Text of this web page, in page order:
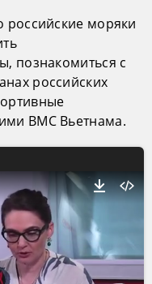
моряки
познакомиться с
российских
ВМС Вьетнама.